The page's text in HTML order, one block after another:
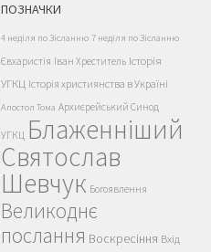
ПОЗНАЧКИ
4 неділя по Зісланню 7 неділя по Зісланню
Євхаристія Іван Хреститель Історія
УГКЦ Історія християнства в Україні
Апостол Тома Архиєрейський Синод
УГКЦ Блаженніший
Святослав
Шевчук Богоявлення
Великоднє
послання Воскресіння Вхід